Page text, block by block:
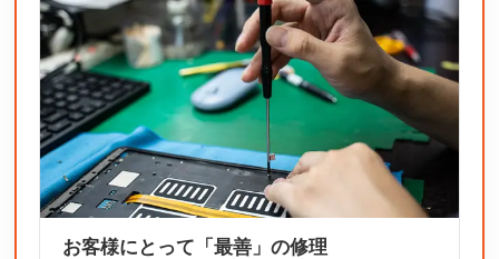
お客様にとって「最善」の修理